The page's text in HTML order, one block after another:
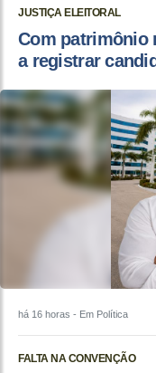
JUSTIÇA ELEITORAL
Com patrimônio
a registrar
há 16 horas - Em Política
FALTA NA CONVENÇÃO